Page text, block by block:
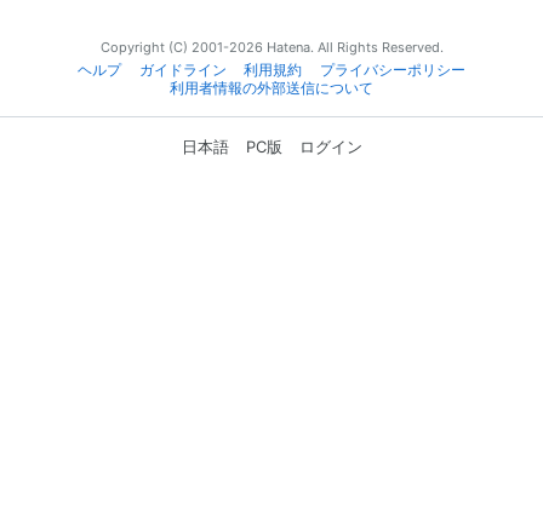
Copyright (C) 2001-2026 Hatena. All Rights Reserved.
ヘルプ
ガイドライン 利用規約
プライバシーポリシー
利用者情報の外部送信について
日本語 PC版 ログイン